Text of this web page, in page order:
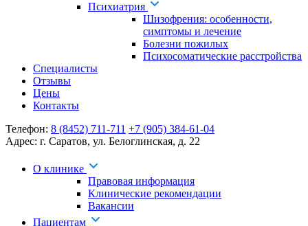
Психиатрия
Шизофрения: особенности,
симптомы и лечение
Болезни пожилых
Психосоматические расстройства
Специалисты
Отзывы
Цены
Контакты
Телефон: 8 (8452) 711-711 +7 (905) 384-61-04
Адрес: г. Саратов, ул. Белоглинская, д. 22
О клинике
Правовая информация
Клинические рекомендации
Вакансии
Пациентам